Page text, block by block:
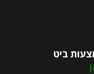
ביט